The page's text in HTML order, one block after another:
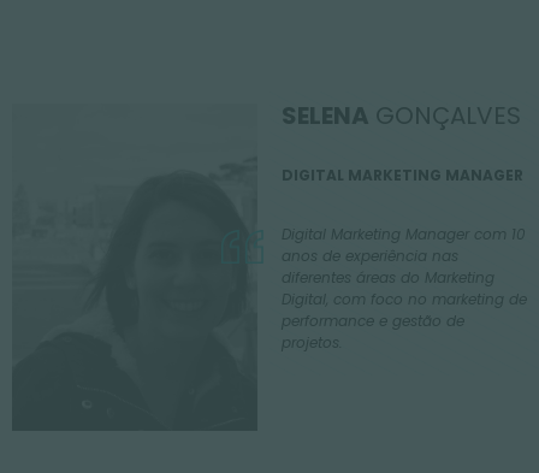
SELENA GONÇALVES
DIGITAL MARKETING MANAGER
Digital Marketing Manager com 10
anos de experiência nas
diferentes áreas do Marketing
Digital, com foco no marketing de
performance e gestão de
projetos.